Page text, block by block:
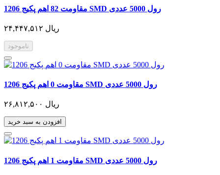
مقاومت 82 اهم پکیج 1206 SMD رول 5000 عددی
۲۴,۴۴۷,۵۱۲ ریال
ناموجود
مقاومت 0 اهم پکیج 1206 SMD رول 5000 عددی
۲۶,۸۱۲,۵۰۰ ریال
افزودن به سبد خرید
مقاومت 1 اهم پکیج 1206 SMD رول 5000 عددی